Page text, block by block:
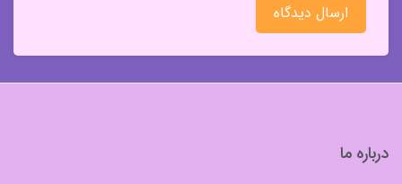
ارسال دیدگاه
درباره ما